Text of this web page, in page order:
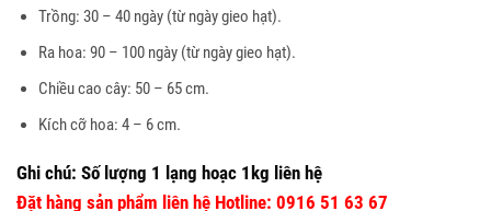
Trồng: 30 – 40 ngày (từ ngày gieo hạt).
Ra hoa: 90 – 100 ngày (từ ngày gieo hạt).
Chiều cao cây: 50 – 65 cm.
Kích cỡ hoa: 4 – 6 cm.
Ghi chú: Số lượng 1 lạng hoạc 1kg liên hệ
Đặt hàng sản phẩm liên hệ Hotline: 0916 51 63 67